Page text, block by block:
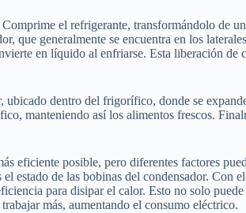
el refrigerante, transformándolo de
que generalmente se encuentra en los
en líquido al enfriarse. Esta liberación de
dentro del frigorífico, donde se
manteniendo así los alimentos frescos.
eficiente posible, pero diferentes factores
estado de las bobinas del condensador. Con
para disipar el calor. Esto no solo puede
más, aumentando el consumo eléctrico.